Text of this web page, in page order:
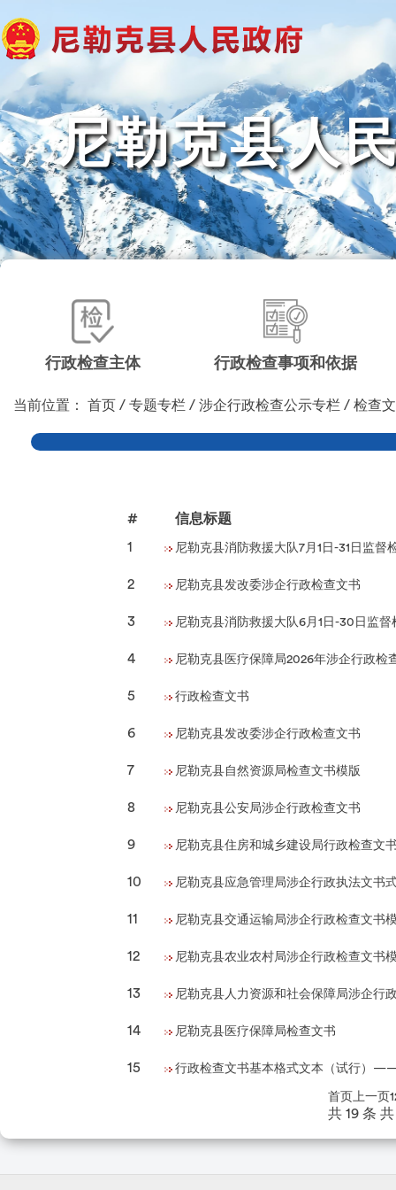
尼勒克县人
行政检查主体 行政检查事项和依据
当前位置： 首页 / 专题专栏 / 涉企行政检查公示专栏 / 检查
#
信息标题
1
尼勒克县消防救援大队7月1日-31日监督
2 尼勒克县发改委涉企行政检查文书
3 尼勒克县消防救援大队6月1日-30日监督
4 尼勒克县医疗保障局2026年涉企行政检
5 行政检查文书
6 尼勒克县发改委涉企行政检查文书
7 尼勒克县自然资源局检查文书模版
8 尼勒克县公安局涉企行政检查文书
9 尼勒克县住房和城乡建设局行政检查文
10 尼勒克县应急管理局涉企行政执法文书
11 尼勒克县交通运输局涉企行政检查文书
12 尼勒克县农业农村局涉企行政检查文书
13 尼勒克县人力资源和社会保障局涉企行
14 尼勒克县医疗保障局检查文书
15 行政检查文书基本格式文本（试行）
首页 上一页 1
共 19 条 共